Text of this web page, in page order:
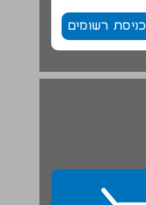
כניסת רשומים